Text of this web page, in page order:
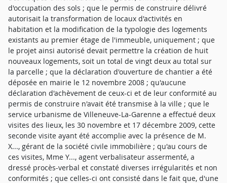
d'occupation des sols ; que le permis de construire délivré
autorisait la transformation de locaux d'activités en
habitation et la modification de la typologie des logements
existants au premier étage de l'immeuble, uniquement ; que
le projet ainsi autorisé devait permettre la création de huit
nouveaux logements, soit un total de vingt deux au total sur
la parcelle ; que la déclaration d'ouverture de chantier a été
déposée en mairie le 12 novembre 2008 ; qu'aucune
déclaration d'achèvement de ceux-ci et de leur conformité au
permis de construire n'avait été transmise à la ville ; que le
service urbanisme de Villeneuve-La-Garenne a effectué deux
visites des lieux, les 30 novembre et 17 décembre 2009, cette
seconde visite ayant été accomplie avec la présence de M.
X..., gérant de la société civile immobilière ; qu'au cours de
ces visites, Mme Y..., agent verbalisateur assermenté, a
dressé procès-verbal et constaté diverses irrégularités et non
conformités ; que celles-ci ont consisté dans le fait que, d'une